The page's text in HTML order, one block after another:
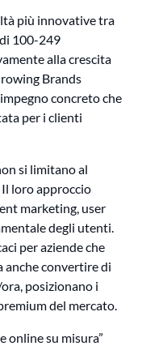
più innovative tra
di 100-249
alla crescita
Brands
concreto che
per i clienti
si limitano al
loro approccio
marketing, user
degli utenti.
per aziende che
anche convertire di
posizionano i
del mercato.
online su misura”